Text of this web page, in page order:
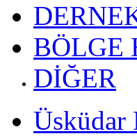
BÖLGE
DİĞER
Üsküdar